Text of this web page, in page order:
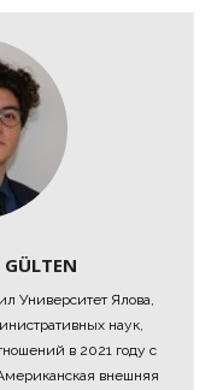
Университет Ялова,
наук,
в 2021 году с
внешняя